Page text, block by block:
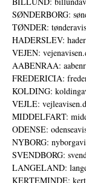
SØNDERBORG:
TØNDER:
HADERSLEV:
VEJEN:
AABENRAA:
FREDERICIA:
KOLDING:
VEJLE:
MIDDELFART:
ODENSE:
NYBORG:
SVENDBORG:
LANGELAND:
KERTEMINDE: